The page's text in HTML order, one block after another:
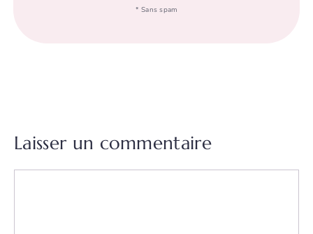
* Sans spam
Laisser un commentaire